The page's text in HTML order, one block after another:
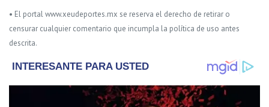
• El portal www.xeudeportes.mx se reserva el derecho de retirar o
censurar cualquier comentario que incumpla la política de uso antes
descrita.